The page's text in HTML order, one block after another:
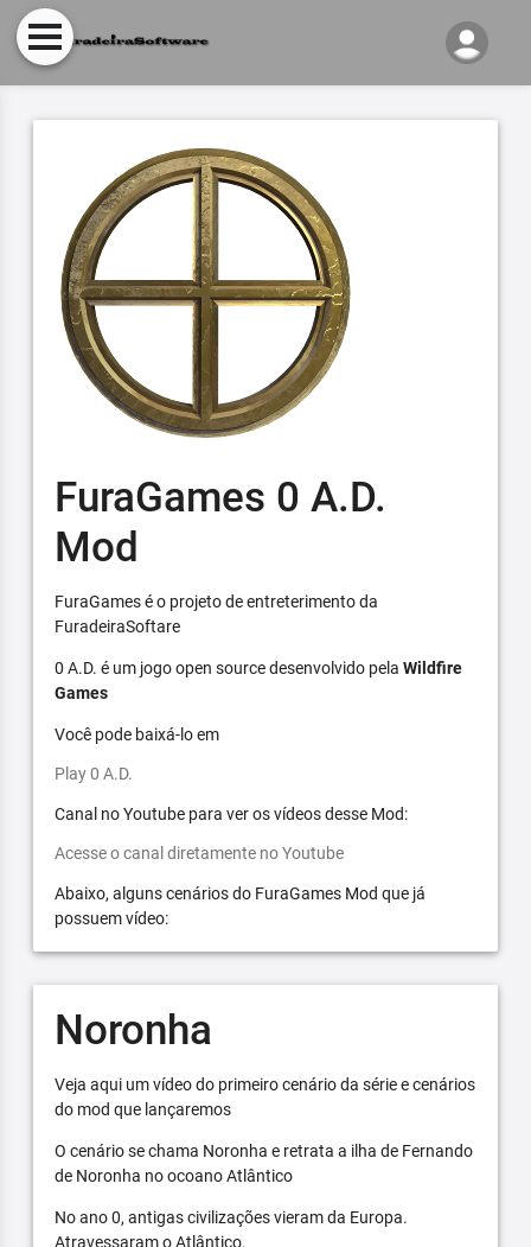
FuraGames 0 A.D.
Mod
FuraGames é o projeto de entreterimento da
FuradeiraSoftare
0 A.D. é um jogo open source desenvolvido pela Wildfire
Games
Você pode baixá-lo em
Play 0 A.D.
Canal no Youtube para ver os vídeos desse Mod:
Acesse o canal diretamente no Youtube
Abaixo, alguns cenários do FuraGames Mod que já
possuem vídeo:
Noronha
Veja aqui um vídeo do primeiro cenário da série e cenários
do mod que lançaremos
O cenário se chama Noronha e retrata a ilha de Fernando
de Noronha no ocoano Atlântico
No ano 0, antigas civilizações vieram da Europa.
Atravessaram o Atlântico.